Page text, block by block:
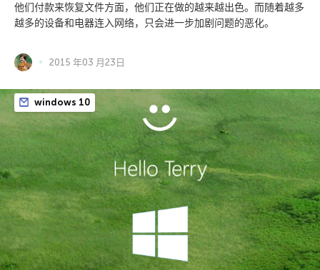
他们付款来恢复文件方面，他们正在做的越来越出色。而随着越多
越多的设备和电器连入网络，只会进一步加剧问题的恶化。
2015 年03 月23日
windows 10